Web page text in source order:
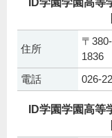
住所
〒
1836
電話 026-
ID学園学園高